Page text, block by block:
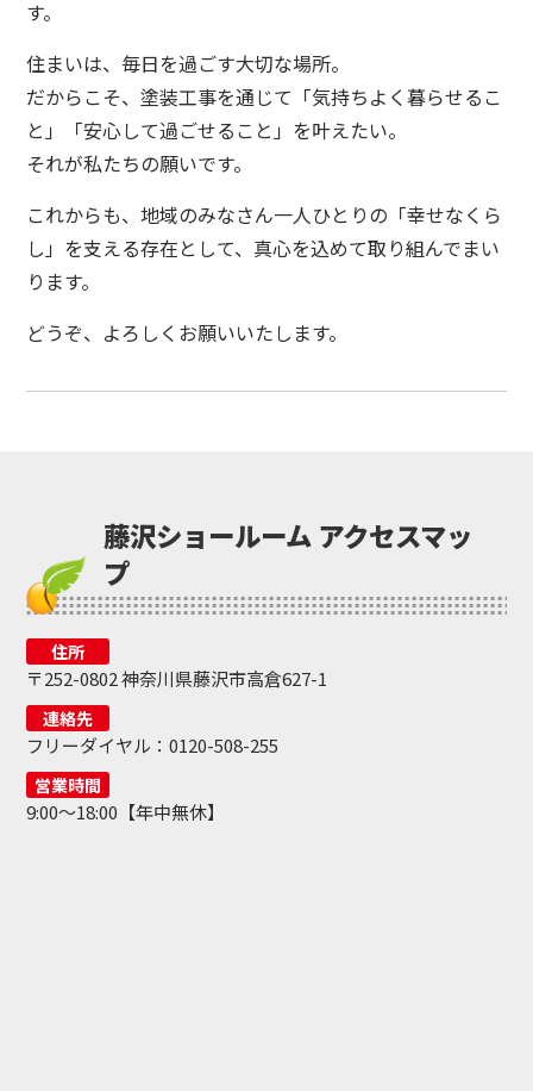
す。
住まいは、毎日を過ごす大切な場所。
だからこそ、塗装工事を通じて「気持ちよく暮らせるこ
と」「安心して過ごせること」を叶えたい。
それが私たちの願いです。
これからも、地域のみなさん一人ひとりの「幸せなくら
し」を支える存在として、真心を込めて取り組んでまい
ります。
どうぞ、よろしくお願いいたします。
藤沢ショールーム アクセスマッ
プ
住所
〒252-0802 神奈川県藤沢市高倉627-1
連絡先
フリーダイヤル：0120-508-255
営業時間
9:00～18:00【年中無休】